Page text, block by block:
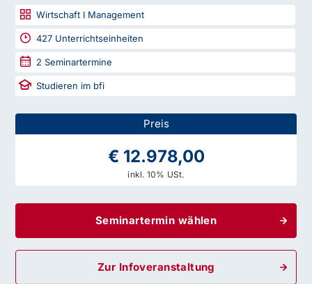
Wirtschaft I Management
427 Unterrichtseinheiten
2 Seminartermine
Studieren im bfi
Preis
€ 12.978,00
inkl. 10% USt.
Seminartermin wählen
Zur Infoveranstaltung